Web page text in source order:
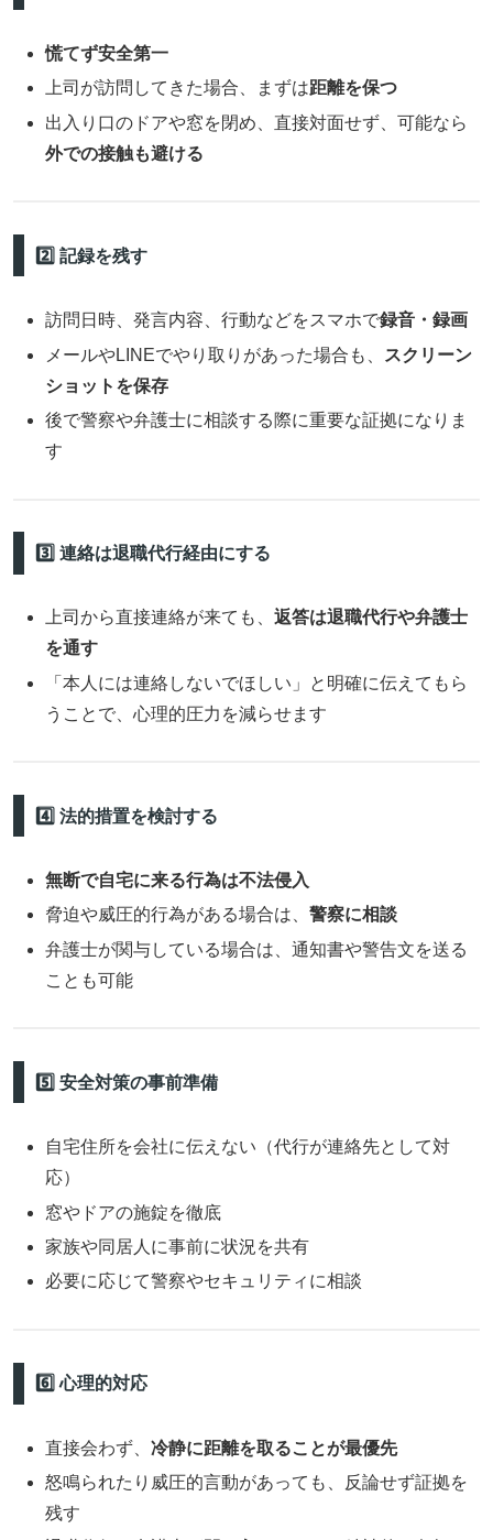
慌てず安全第一
上司が訪問してきた場合、まずは距離を保つ
出入り口のドアや窓を閉め、直接対面せず、可能なら
外での接触も避ける
2️⃣ 記録を残す
訪問日時、発言内容、行動などをスマホで録音・録画
メールやLINEでやり取りがあった場合も、
スクリーン
ショットを保存
後で警察や弁護士に相談する際に重要な証拠になりま
す
3️⃣ 連絡は退職代行経由にする
上司から直接連絡が来ても、返答は退職代行や弁護士
を通す
「本人には連絡しないでほしい」と明確に伝えてもら
うことで、心理的圧力を減らせます
4️⃣ 法的措置を検討する
無断で自宅に来る行為は不法侵入
脅迫や威圧的行為がある場合は、警察に相談
弁護士が関与している場合は、通知書や警告文を送る
ことも可能
5️⃣ 安全対策の事前準備
自宅住所を会社に伝えない（代行が連絡先として対
応）
窓やドアの施錠を徹底
家族や同居人に事前に状況を共有
必要に応じて警察やセキュリティに相談
6️⃣ 心理的対応
直接会わず、冷静に距離を取ることが最優先
怒鳴られたり威圧的言動があっても、反論せず証拠を
残す